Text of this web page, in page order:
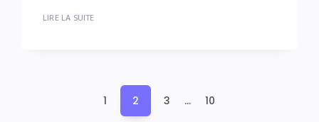
LIRE LA SUITE
Pagination1 2 3 … 10